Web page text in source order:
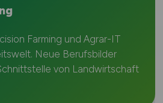
Farming und Agrar-IT
Neue Berufsbilder
von Landwirtschaft